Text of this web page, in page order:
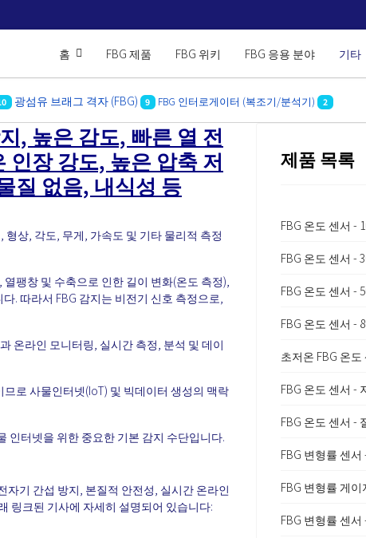
홈 FBG 제품 FBG 위키 FBG 응용 분야 기타
광섬유 브래그 격자 (FBG) 9 FBG 인터로게이터 (복조기/분석기) 2
, 높은 감도, 빠른 열 전
장 강도, 높은 압축 저
질 없음, 내식성 등
상, 각도, 무게, 가속도 및 기타 물리적 측정
팽창 및 수축으로 인한 길이 변화(온도 측정),
. 따라서 FBG 감지는 비전기 신호 측정으로,
온라인 모니터링, 실시간 측정, 분석 및 데이
므로 사물인터넷(IoT) 및 빅데이터 생성의 맥락
인터넷을 위한 중요한 기본 감지 수단입니다.
자기 간섭 방지, 본질적 안전성, 실시간 온라인
링크된 기사에 자세히 설명되어 있습니다:
제품 목록
FBG 온도 센서 -
FBG 온도 센서 -
FBG 온도 센서 -
FBG 온도 센서 -
초저온 FBG 온도
FBG 온도 센서 -
FBG 온도 센서 -
FBG 변형률 센서
FBG 변형률 게
FBG 변형률 센서